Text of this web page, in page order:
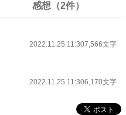
感想（2件）
2022.11.25 11:307,566文字
2022.11.25 11:306,170文字